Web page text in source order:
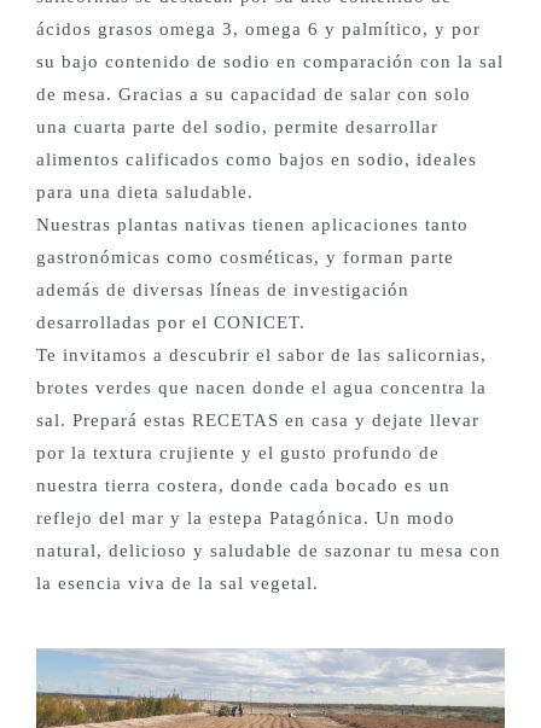
ácidos grasos omega 3, omega 6 y palmítico, y por
su bajo contenido de sodio en comparación con la sal
de mesa. Gracias a su capacidad de salar con solo
una cuarta parte del sodio, permite desarrollar
alimentos calificados como bajos en sodio, ideales
para una dieta saludable.
Nuestras plantas nativas tienen aplicaciones tanto
gastronómicas como cosméticas, y forman parte
además de diversas líneas de investigación
desarrolladas por el CONICET.
Te invitamos a descubrir el sabor de las salicornias,
brotes verdes que nacen donde el agua concentra la
sal. Prepará estas RECETAS en casa y dejate llevar
por la textura crujiente y el gusto profundo de
nuestra tierra costera, donde cada bocado es un
reflejo del mar y la estepa Patagónica. Un modo
natural, delicioso y saludable de sazonar tu mesa con
la esencia viva de la sal vegetal.